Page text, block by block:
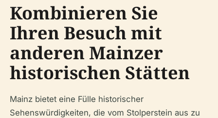
Kombinieren Sie
Ihren Besuch mit
anderen Mainzer
historischen Stätten
Mainz bietet eine Fülle historischer
Sehenswürdigkeiten, die vom Stolperstein aus zu